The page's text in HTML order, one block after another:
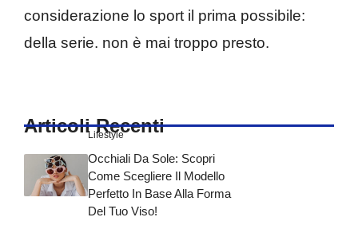
considerazione lo sport il prima possibile:
della serie. non è mai troppo presto.
Articoli Recenti
Lifestyle
Occhiali Da Sole: Scopri
Come Scegliere Il Modello
Perfetto In Base Alla Forma
Del Tuo Viso!